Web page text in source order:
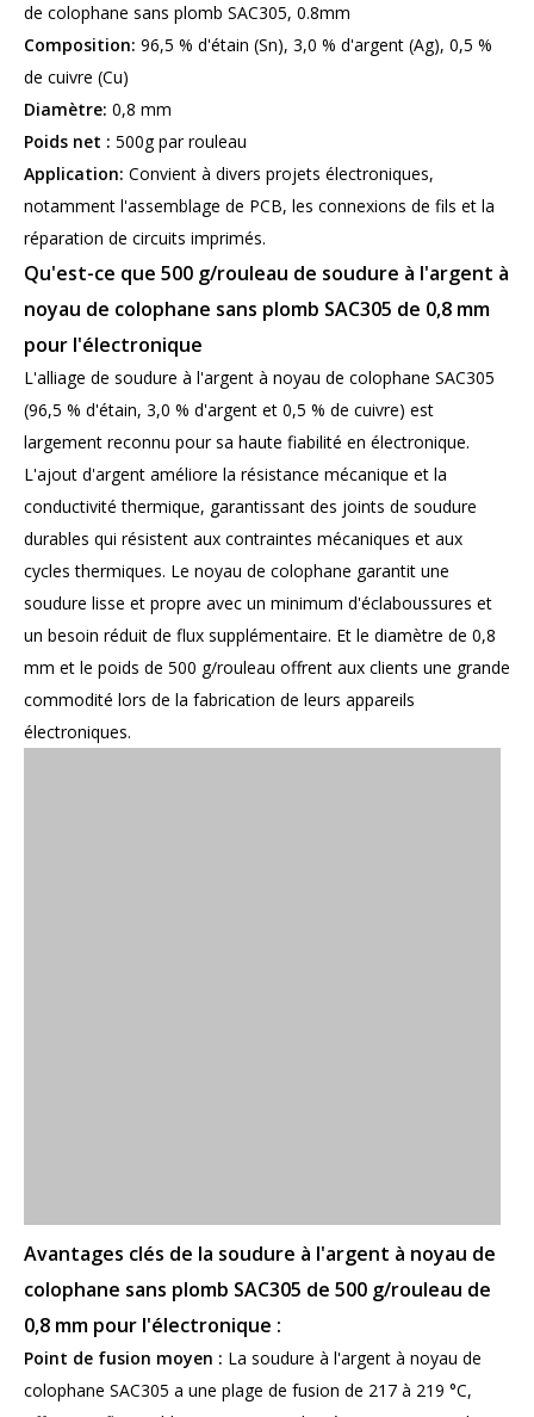
de colophane sans plomb SAC305, 0.8mm
Composition: 96,5 % d'étain (Sn), 3,0 % d'argent (Ag), 0,5 %
de cuivre (Cu)
Diamètre: 0,8 mm
Poids net : 500g par rouleau
Application: Convient à divers projets électroniques,
notamment l'assemblage de PCB, les connexions de fils et la
réparation de circuits imprimés.
Qu'est-ce que 500 g/rouleau de soudure à l'argent à
noyau de colophane sans plomb SAC305 de 0,8 mm
pour l'électronique
L'alliage de soudure à l'argent à noyau de colophane SAC305
(96,5 % d'étain, 3,0 % d'argent et 0,5 % de cuivre) est
largement reconnu pour sa haute fiabilité en électronique.
L'ajout d'argent améliore la résistance mécanique et la
conductivité thermique, garantissant des joints de soudure
durables qui résistent aux contraintes mécaniques et aux
cycles thermiques. Le noyau de colophane garantit une
soudure lisse et propre avec un minimum d'éclaboussures et
un besoin réduit de flux supplémentaire. Et le diamètre de 0,8
mm et le poids de 500 g/rouleau offrent aux clients une grande
commodité lors de la fabrication de leurs appareils
électroniques.
Avantages clés de la soudure à l'argent à noyau de
colophane sans plomb SAC305 de 500 g/rouleau de
0,8 mm pour l'électronique :
Point de fusion moyen : La soudure à l'argent à noyau de
colophane SAC305 a une plage de fusion de 217 à 219 °C,